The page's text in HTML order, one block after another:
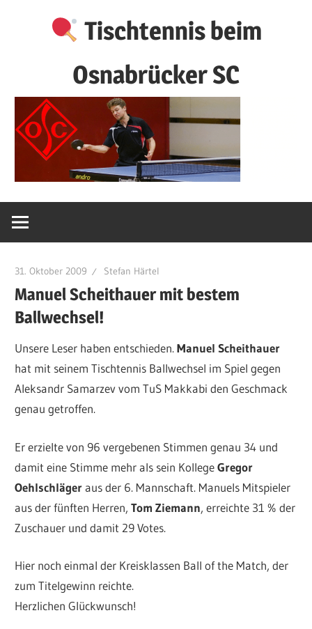
Tischtennis beim
Osnabrücker SC
31. Oktober 2009 Stefan Härtel
Manuel Scheithauer mit bestem
Ballwechsel!
Unsere Leser haben entschieden.Manuel Scheithauer
hat mit seinem Tischtennis Ballwechsel im Spiel gegen
Aleksandr Samarzev vom TuS Makkabi den Geschmack
genau getroffen.
Er erzielte von 96 vergebenen Stimmen genau 34 und
damit eine Stimme mehr als sein KollegeGregor
Oehlschlägeraus der 6. Mannschaft. Manuels Mitspieler
aus der fünften Herren,Tom Ziemann, erreichte 31 % der
Zuschauer und damit 29 Votes.
Hier noch einmal der Kreisklassen Ball of the Match, der
zum Titelgewinn reichte.
Herzlichen Glückwunsch!